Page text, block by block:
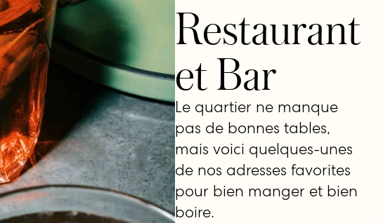
Restaurant
et Bar
Le quartier ne manque
pas de bonnes tables,
mais voici quelques-unes
de nos adresses favorites
pour bien manger et bien
boire.